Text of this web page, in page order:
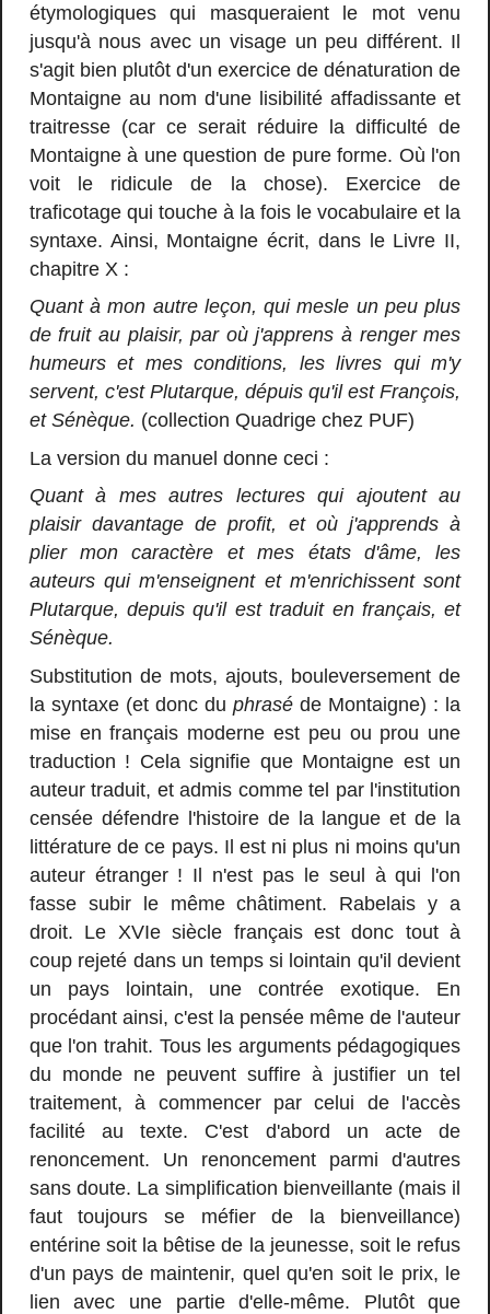
étymologiques qui masqueraient le mot venu
jusqu'à nous avec un visage un peu différent. Il
s'agit bien plutôt d'un exercice de dénaturation de
Montaigne au nom d'une lisibilité affadissante et
traitresse (car ce serait réduire la difficulté de
Montaigne à une question de pure forme. Où l'on
voit le ridicule de la chose). Exercice de
traficotage qui touche à la fois le vocabulaire et la
syntaxe. Ainsi, Montaigne écrit, dans le Livre II,
chapitre X :
Quant à mon autre leçon, qui mesle un peu plus
de fruit au plaisir, par où j'apprens à renger mes
humeurs et mes conditions, les livres qui m'y
servent, c'est Plutarque, dépuis qu'il est François,
et Sénèque. (collection Quadrige chez PUF)
La version du manuel donne ceci :
Quant à mes autres lectures qui ajoutent au
plaisir davantage de profit, et où j'apprends à
plier mon caractère et mes états d'âme, les
auteurs qui m'enseignent et m'enrichissent sont
Plutarque, depuis qu'il est traduit en français, et
Sénèque.
Substitution de mots, ajouts, bouleversement de
la syntaxe (et donc duphrasé de Montaigne) : la
mise en français moderne est peu ou prou une
traduction ! Cela signifie que Montaigne est un
auteur traduit, et admis comme tel par l'institution
censée défendre l'histoire de la langue et de la
littérature de ce pays. Il est ni plus ni moins qu'un
auteur étranger ! Il n'est pas le seul à qui l'on
fasse subir le même châtiment. Rabelais y a
droit. Le XVIe siècle français est donc tout à
coup rejeté dans un temps si lointain qu'il devient
un pays lointain, une contrée exotique. En
procédant ainsi, c'est la pensée même de l'auteur
que l'on trahit. Tous les arguments pédagogiques
du monde ne peuvent suffire à justifier un tel
traitement, à commencer par celui de l'accès
facilité au texte. C'est d'abord un acte de
renoncement. Un renoncement parmi d'autres
sans doute. La simplification bienveillante (mais il
faut toujours se méfier de la bienveillance)
entérine soit la bêtise de la jeunesse, soit le refus
d'un pays de maintenir, quel qu'en soit le prix, le
lien avec une partie d'elle-même. Plutôt que